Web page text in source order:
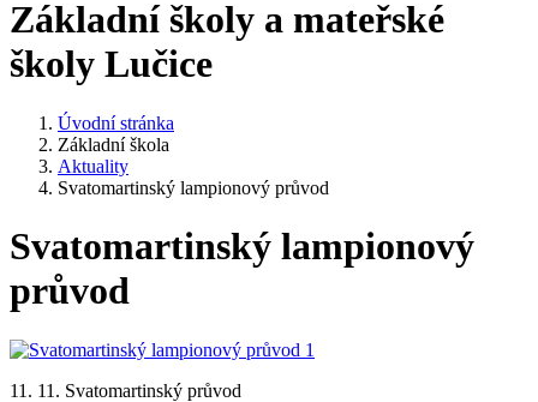
Základní školy a mateřské
školy Lučice
Úvodní stránka
Základní škola
Aktuality
Svatomartinský lampionový průvod
Svatomartinský lampionový
průvod
11. 11. Svatomartinský průvod